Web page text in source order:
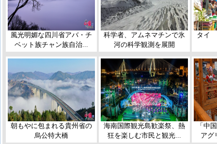
風光明媚な四川省アバ・チ
ベット族チャン族自治...
科学者、アムネマチンで氷
河の科学観測を展開
タイ
朝もやに包まれる貴州省の
烏公特大橋
海南国際観光島歓楽祭、熱
狂を楽しむ市民と観光...
「中
アグ